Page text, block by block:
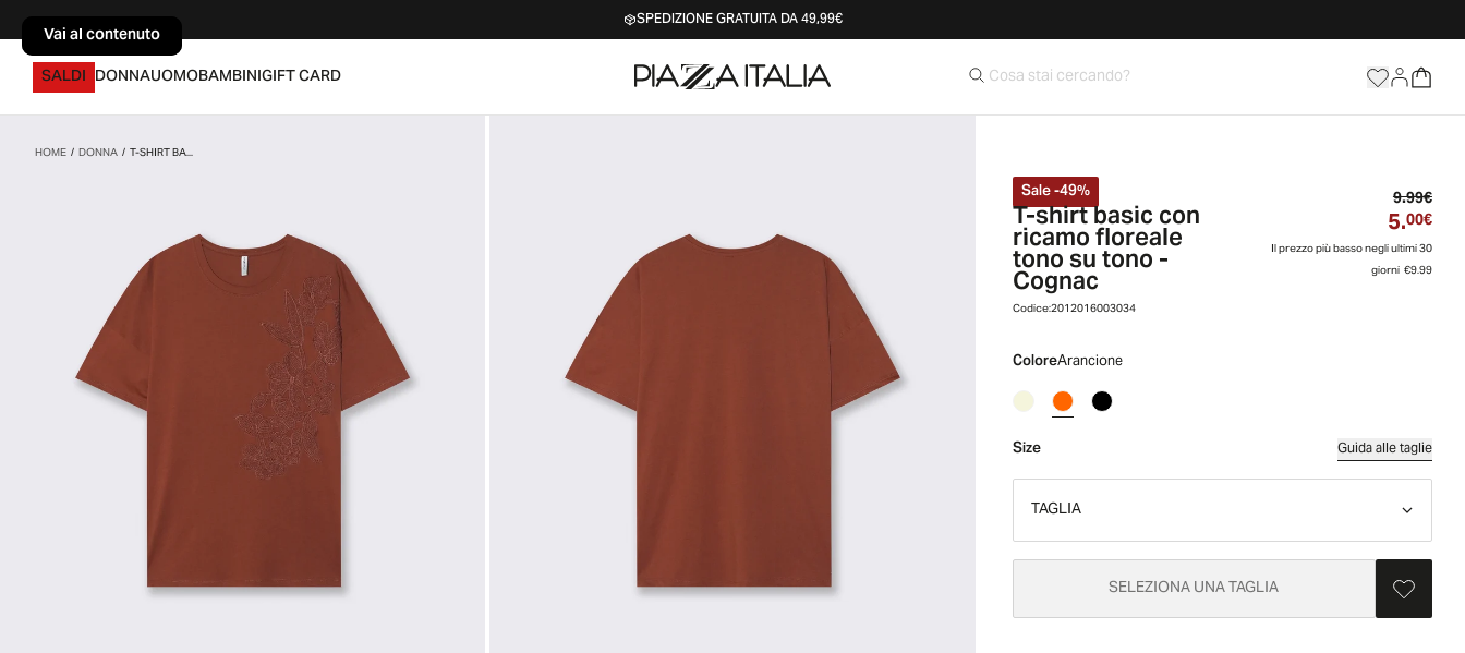
Vai al contenuto SPEDIZIONE GRATUITA DA 49,99€
SALDI DONNAUOMOBAMBINIGIFT CARD
HOME/DONNA/T-SHIRT BA...
Sale-49%
T-shirt basic con
ricamo floreale
tono su tono -
Cognac
9.99€
5.00€
Il prezzo più basso negli ultimi 30
giorni€9.99
Codice:2012016003034
ColoreArancione
Size Guida alle taglie
TAGLIA
SELEZIONA UNA TAGLIA
Vai al contenuto